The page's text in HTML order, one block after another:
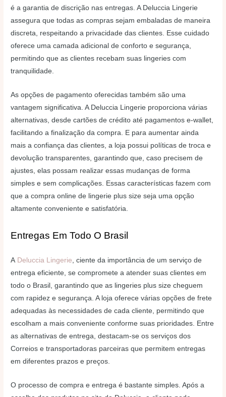
é a garantia de discrição nas entregas. A Deluccia Lingerie
assegura que todas as compras sejam embaladas de maneira
discreta, respeitando a privacidade das clientes. Esse cuidado
oferece uma camada adicional de conforto e segurança,
permitindo que as clientes recebam suas lingeries com
tranquilidade.
As opções de pagamento oferecidas também são uma
vantagem significativa. A Deluccia Lingerie proporciona várias
alternativas, desde cartões de crédito até pagamentos e-wallet,
facilitando a finalização da compra. E para aumentar ainda
mais a confiança das clientes, a loja possui políticas de troca e
devolução transparentes, garantindo que, caso precisem de
ajustes, elas possam realizar essas mudanças de forma
simples e sem complicações. Essas características fazem com
que a compra online de lingerie plus size seja uma opção
altamente conveniente e satisfatória.
Entregas Em Todo O Brasil
A Deluccia Lingerie , ciente da importância de um serviço de
entrega eficiente, se compromete a atender suas clientes em
todo o Brasil, garantindo que as lingeries plus size cheguem
com rapidez e segurança. A loja oferece várias opções de frete
adequadas às necessidades de cada cliente, permitindo que
escolham a mais conveniente conforme suas prioridades. Entre
as alternativas de entrega, destacam-se os serviços dos
Correios e transportadoras parceiras que permitem entregas
em diferentes prazos e preços.
O processo de compra e entrega é bastante simples. Após a